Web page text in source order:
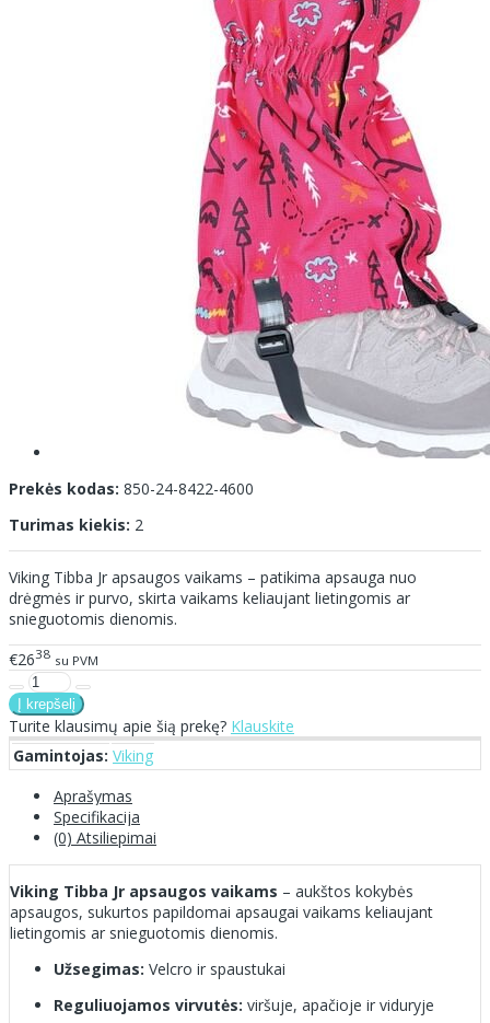
Prekės kodas: 850-24-8422-4600
Turimas kiekis: 2
Viking Tibba Jr apsaugos vaikams – patikima apsauga nuo
drėgmės ir purvo, skirta vaikams keliaujant lietingomis ar
snieguotomis dienomis.
€2638 su PVM
Turite klausimų apie šią prekę? Klauskite
Gamintojas: Viking
Aprašymas
Specifikacija
(0) Atsiliepimai
Viking Tibba Jr apsaugos vaikams – aukštos kokybės
apsaugos, sukurtos papildomai apsaugai vaikams keliaujant
lietingomis ar snieguotomis dienomis.
Užsegimas: Velcro ir spaustukai
Reguliuojamos virvutės: viršuje, apačioje ir viduryje